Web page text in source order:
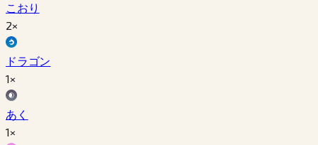
こおり
2×
ドラゴン
1×
あく
1×